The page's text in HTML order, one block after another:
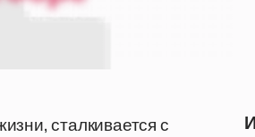
сталкивается с